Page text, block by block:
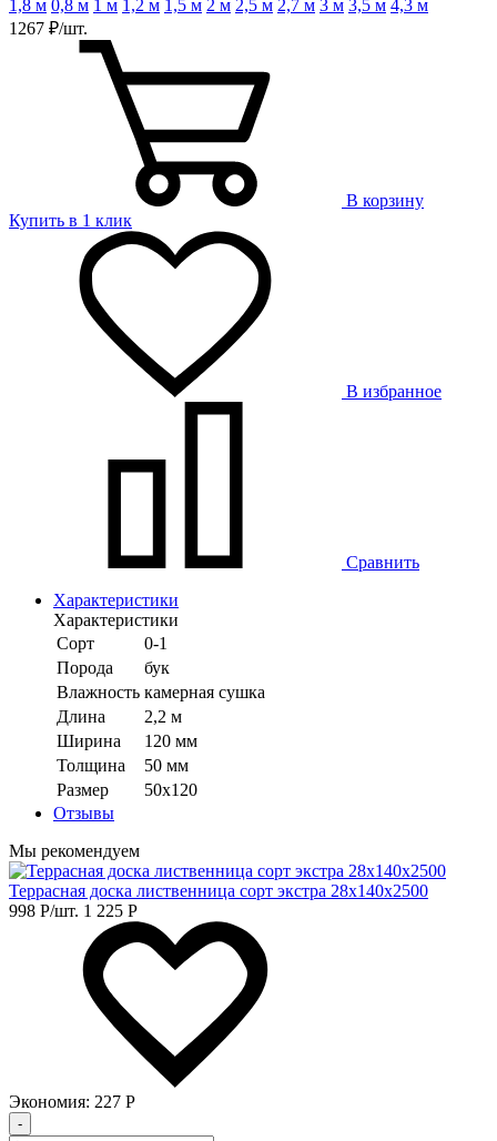
1,8 м 0,8 м 1 м 1,2 м 1,5 м 2 м 2,5 м 2,7 м 3 м 3,5 м 4,3 м
1267 ₽/шт.
В корзину
Купить в 1 клик
В избранное
Сравнить
Характеристики
Характеристики
Сорт
0-1
Порода
бук
Влажность камерная сушка
Длина
2,2 м
Ширина
120 мм
Толщина
50 мм
Размер
50х120
Отзывы
Мы рекомендуем
Террасная доска лиственница сорт экстра 28х140х2500
998 Р/шт. 1 225 Р
Экономия: 227 Р
-